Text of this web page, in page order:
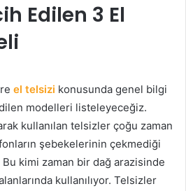
Edilen 3 El
el telsizi konusunda genel bilgi
modelleri listeleyeceğiz.
kullanılan telsizler çoğu zaman
şebekelerinin çekmediği
Bu kimi zaman bir dağ arazisinde
kullanılıyor. Telsizler